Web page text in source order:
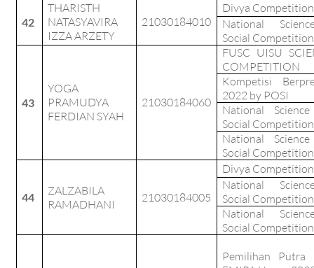
42
THARISTH
NATASYAVIRA
IZZA ARZETY
21030184010
Divya
National
Social
43
YOGA
PRAMUDYA
FERDIAN SYAH
21030184060
FUSC UISU
COMPETITION
Kompetisi
2022 by POSI
National
Social
National
Social
44
ZALZABILA
RAMADHANI
21030184005
Divya
National
Social
National
Social
Pemilihan Putra